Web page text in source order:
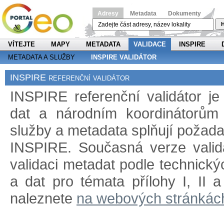
Adresy Metadata Dokumenty
VÍTEJTE MAPY METADATA VALIDACE INSPIRE
METADATA A SLUŽBY
INSPIRE VALIDÁTOR
INSPIRE referenční validátor
INSPIRE referenční validátor
dat a národním
služby a metadata splňují
INSPIRE. Současná verze
validaci metadat podle
a dat pro témata přílohy I, II a
naleznete na webových